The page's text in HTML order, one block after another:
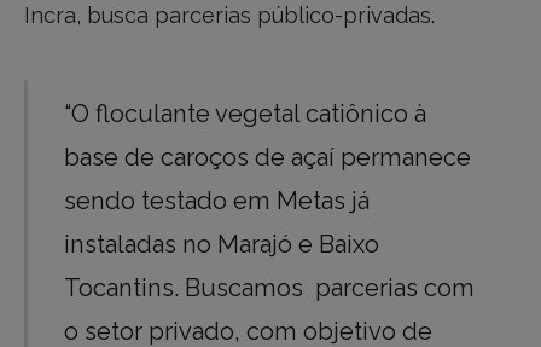
Incra, busca parcerias público-privadas.
“O floculante vegetal catiônico à
base de caroços de açaí permanece
sendo testado em Metas já
instaladas no Marajó e Baixo
Tocantins. Buscamos parcerias com
o setor privado, com objetivo de